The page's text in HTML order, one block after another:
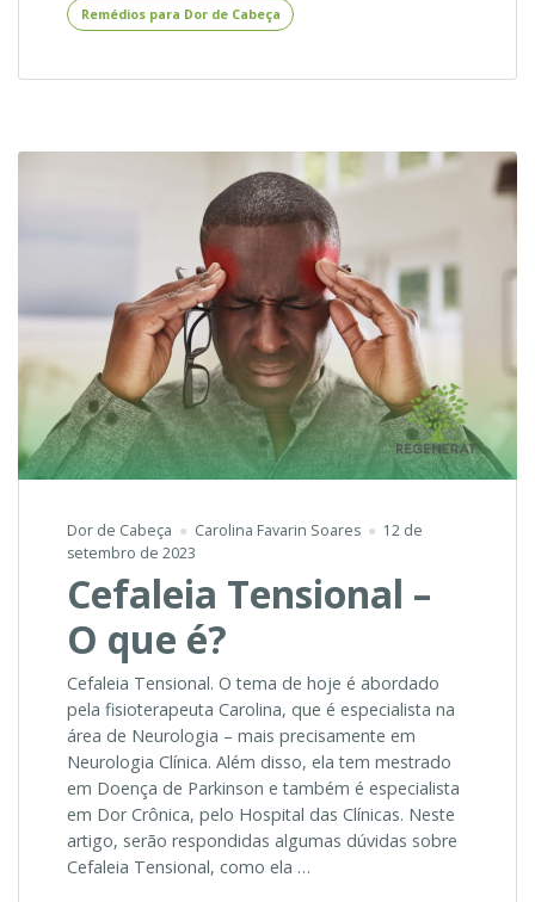
–
para
Cabeça
Remédios para Dor de Cabeça
Dor de Cabeça Carolina Favarin Soares
12 de
setembro de 2023
Cefaleia Tensional –
O que é?
Cefaleia Tensional. O tema de hoje é abordado
pela fisioterapeuta Carolina, que é especialista na
área de Neurologia – mais precisamente em
Neurologia Clínica. Além disso, ela tem mestrado
em Doença de Parkinson e também é especialista
em Dor Crônica, pelo Hospital das Clínicas. Neste
artigo, serão respondidas algumas dúvidas sobre
Cefaleia Tensional, como ela …